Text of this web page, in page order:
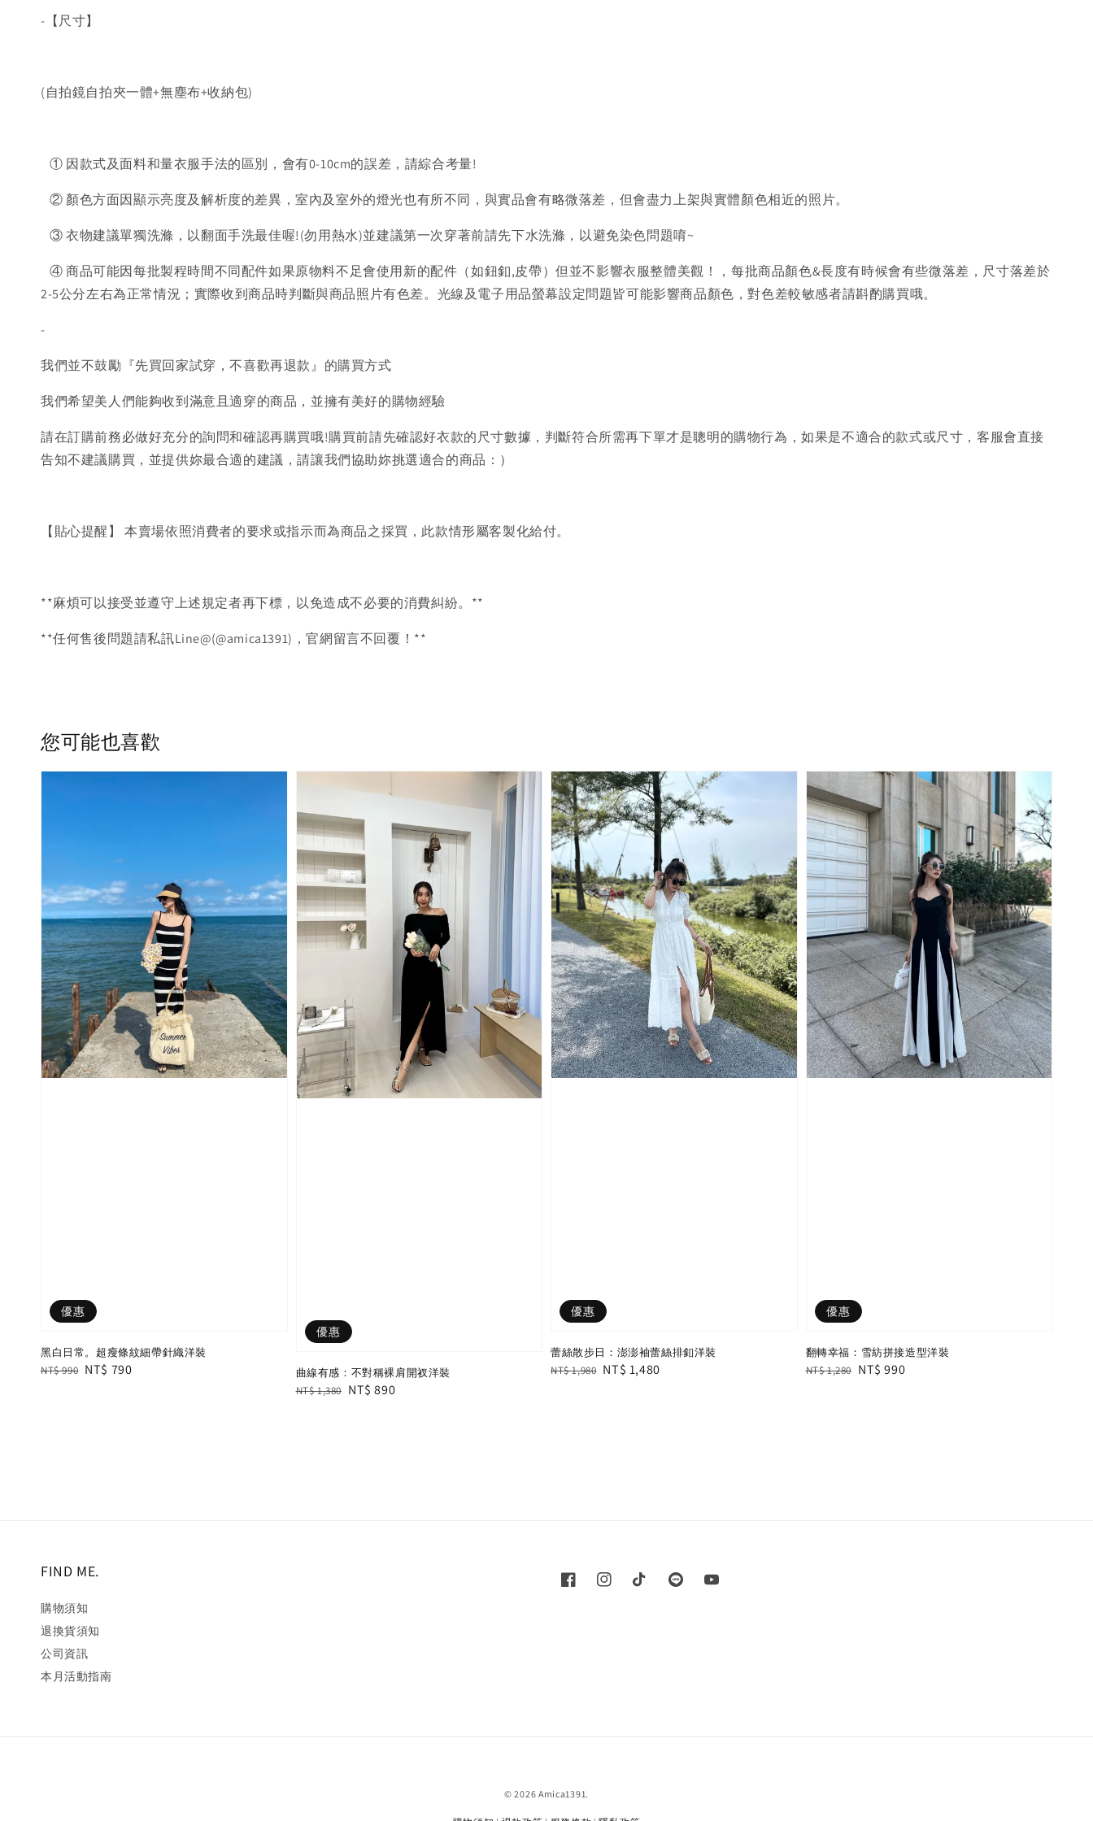
-【尺寸】
(自拍鏡自拍夾一體+無塵布+收納包)
① 因款式及面料和量衣服手法的區別，會有0-10cm的誤差，請綜合考量!
② 顏色方面因顯示亮度及解析度的差異，室內及室外的燈光也有所不同，與實品會有略微落差，但會盡力上架與實體顏色相近的照片。
③ 衣物建議單獨洗滌，以翻面手洗最佳喔!(勿用熱水)並建議第一次穿著前請先下水洗滌，以避免染色問題唷~
④ 商品可能因每批製程時間不同配件如果原物料不足會使用新的配件（如鈕釦,皮帶）但並不影響衣服整體美觀！，每批商品顏色&長度有時候會有些微落差，尺寸落差於
2-5公分左右為正常情況；實際收到商品時判斷與商品照片有色差。光線及電子用品螢幕設定問題皆可能影響商品顏色，對色差較敏感者請斟酌購買哦。
-
我們並不鼓勵『先買回家試穿，不喜歡再退款』的購買方式
我們希望美人們能夠收到滿意且適穿的商品，並擁有美好的購物經驗
請在訂購前務必做好充分的詢問和確認再購買哦!購買前請先確認好衣款的尺寸數據，判斷符合所需再下單才是聰明的購物行為，如果是不適合的款式或尺寸，客服會直接
告知不建議購買，並提供妳最合適的建議，請讓我們協助妳挑選適合的商品：）
【貼心提醒】 本賣場依照消費者的要求或指示而為商品之採買，此款情形屬客製化給付。
**麻煩可以接受並遵守上述規定者再下標，以免造成不必要的消費糾紛。**
**任何售後問題請私訊Line@(@amica1391)，官網留言不回覆！**
您可能也喜歡
優惠
黑白日常。超瘦條紋細帶針織洋裝
Regular
NT$ 990 Sale
NT$ 790
優惠
曲線有感：不對稱裸肩開衩洋裝
Regular
NT$ 1,380 Sale
NT$ 890
優惠
蕾絲散步日：澎澎袖蕾絲排釦洋裝
Regular
NT$ 1,980 Sale
NT$ 1,480
優惠
翻轉幸福：雪紡拼接造型洋裝
Regular
NT$ 1,280 Sale
NT$ 990
FIND ME.
購物須知
退換貨須知
公司資訊
本月活動指南
© 2026 Amica1391.